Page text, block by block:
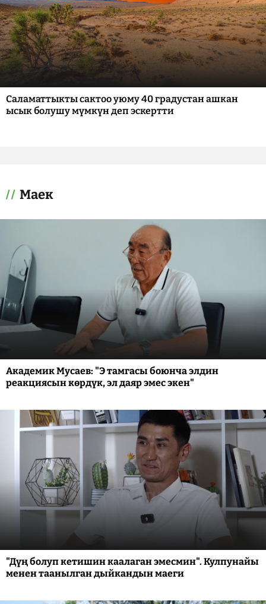
Саламаттыкты сактоо уюму 40 градустан ашкан
ысык болушу мүмкүн деп эскертти
Маек
Академик Мусаев: "Э тамгасы боюнча элдин
реакциясын көрдүк, эл даяр эмес экен"
"Дүң болуп кетишин каалаган эмесмин". Кулпунайы
менен таанылган дыйкандын маеги